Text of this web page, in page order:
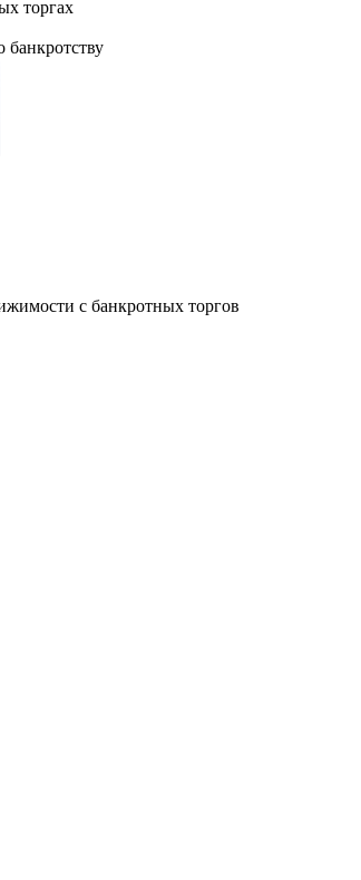
торгах
с банкротных торгов